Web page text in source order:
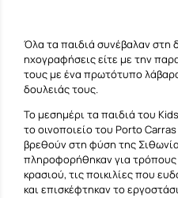
Όλα τα παιδιά συνέβαλαν στη
ηχογραφήσεις είτε με την
τους με ένα πρωτότυπο
δουλειάς τους.
Το μεσημέρι τα παιδιά του
το οινοποιείο του Porto Carras
βρεθούν στη φύση της
πληροφορήθηκαν για τρόπους
κρασιού, τις ποικιλίες που
και επισκέφτηκαν το